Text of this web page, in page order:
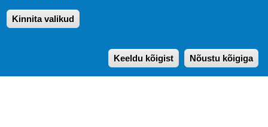
Paldiski mnt. 29 (A korpus VI korrus), Tallinn
E-post:pegasus[at]pegasus.ee
Kinnita valikud
Keeldu kõigist Nõustu kõigiga